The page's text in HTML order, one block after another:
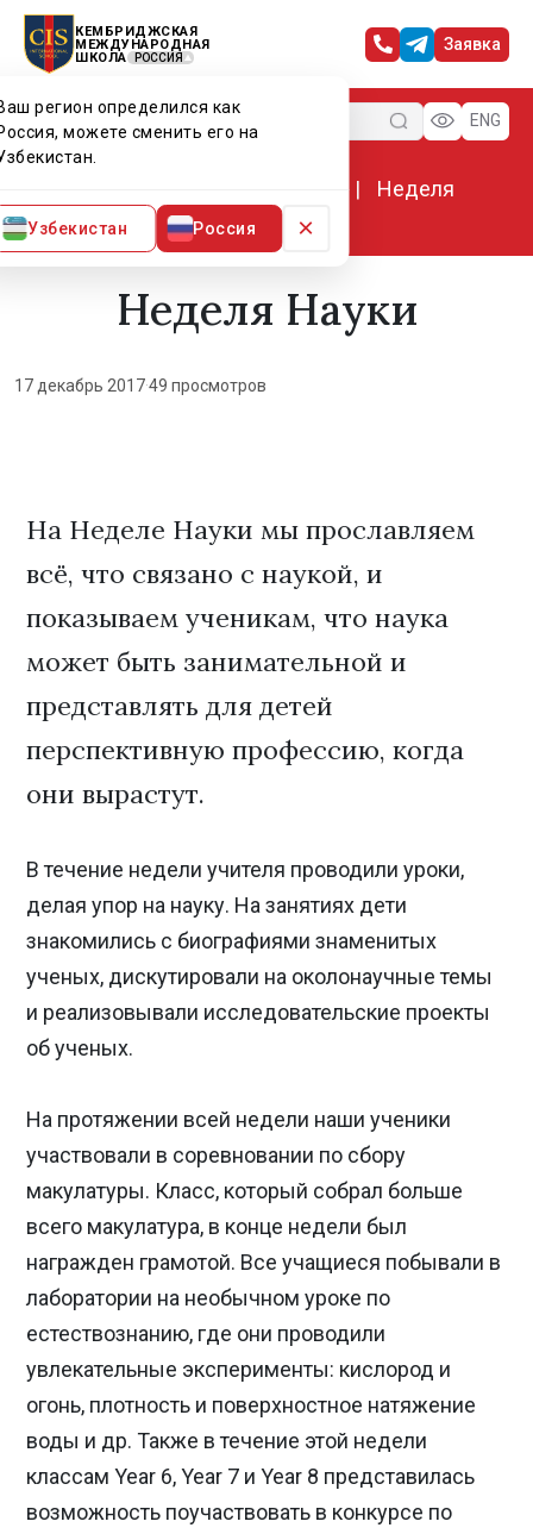
КЕМБРИДЖСКАЯ
МЕЖДУНАРОДНАЯ
ШКОЛА
РОССИЯ
регион определился как
можете сменить его на
Узбекистан Россия ×
Заявка
Меню ENG
Неделя
Науки
Неделя Науки
17 декабрь 2017·49 просмотров
На Неделе Науки мы прославляем
всё, что связано с наукой, и
показываем ученикам, что наука
может быть занимательной и
представлять для детей
перспективную профессию, когда
они вырастут.
В течение недели учителя проводили уроки,
делая упор на науку. На занятиях дети
знакомились с биографиями знаменитых
ученых, дискутировали на околонаучные темы
и реализовывали исследовательские проекты
об ученых.
На протяжении всей недели наши ученики
участвовали в соревновании по сбору
макулатуры. Класс, который собрал больше
всего макулатура, в конце недели был
награжден грамотой. Все учащиеся побывали в
лаборатории на необычном уроке по
естествознанию, где они проводили
увлекательные эксперименты: кислород и
огонь, плотность и поверхностное натяжение
воды и др. Также в течение этой недели
классам Year 6, Year 7 и Year 8 представилась
возможность поучаствовать в конкурсе по